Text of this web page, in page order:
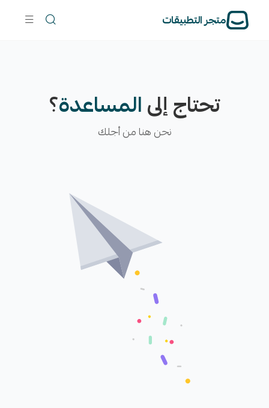
متجر التطبيقات
تحتاج إلىالمساعدة؟
نحن هنا من أجلك